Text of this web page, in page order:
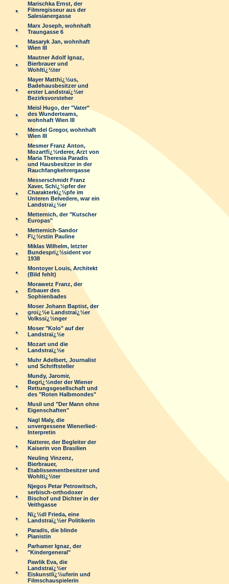
Marischka Ernst, der
Filmregisseur aus der
Salesianergasse
Marx Joseph, wohnhaft
Traungasse 6
Masaryk Jan, wohnhaft
Wien III
Mautner Adolf Ignaz,
Bierbrauer und
Wohltï¿½ter
Mayer Matthï¿½us,
Badehausbesitzer und
erster Landstraï¿½er
Bezirksvorsteher
Meisl Hugo, der "Vater"
des Wunderteams,
wohnhaft Wien III
Mendel Gregor, wohnhaft
Wien III
Mesmer Franz Anton,
Mozartfï¿½rderer, Arzt von
Maria Theresia Paradis
und Hausbesitzer in der
Rauchfangkehrergasse
Messerschmidt Franz
Xaver, Schï¿½pfer der
Charakterkï¿½pfe im
Unteren Belvedere, war ein
Landstraï¿½er
Metternich, der "Kutscher
Europas"
Metternich-Sandor
Fï¿½rstin Pauline
Miklas Wilhelm, letzter
Bundesprï¿½sident vor
1938
Montoyer Louis, Architekt
(Bild fehlt)
Morawetz Franz, der
Erbauer des
Sophienbades
Moser Johann Baptist, der
groï¿½e Landstraï¿½er
Volkssï¿½nger
Moser "Kolo" auf der
Landstraï¿½e
Mozart und die
Landstraï¿½e
Muhr Adelbert, Journalist
und Schriftsteller
Mundy, Jaromir,
Begrï¿½nder der Wiener
Rettungsgesellschaft und
des "Roten Halbmondes"
Musil und "Der Mann ohne
Eigenschaften"
Nagl Maly, die
unvergessene Wienerlied-
Interpretin
Natterer, der Begleiter der
Kaiserin von Brasilien
Neuling Vinzenz,
Bierbrauer,
Etablissementbesitzer und
Wohltï¿½ter
Njegos Petar Petrowitsch,
serbisch-orthodoxer
Bischof und Dichter in der
Veithgasse
Nï¿½dl Frieda, eine
Landstraï¿½er Politikerin
Paradis, die blinde
Pianistin
Parhamer Ignaz, der
"Kindergeneral"
Pawlik Eva, die
Landstraï¿½er
Eiskunstlï¿½uferin und
Filmschauspielerin